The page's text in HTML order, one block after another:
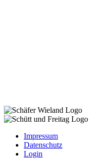
Impressum
Datenschutz
Login